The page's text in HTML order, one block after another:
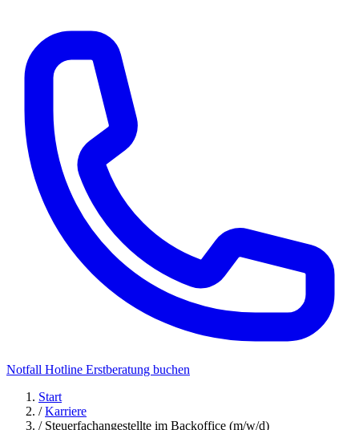
Notfall Hotline Erstberatung buchen
Start
/ Karriere
/ Steuerfachangestellte im Backoffice (m/w/d)